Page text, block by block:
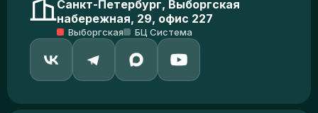
Санкт-Петербург, Выборгская
набережная, 29, офис 227
Выборгская БЦ Система